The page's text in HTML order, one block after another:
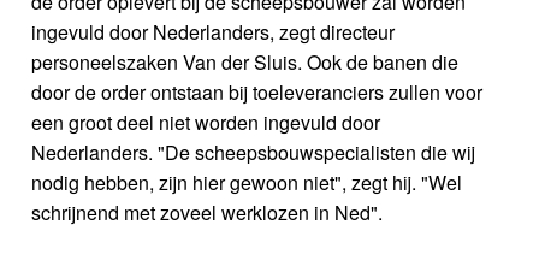
ingevuld door Nederlanders, zegt directeur
personeelszaken Van der Sluis. Ook de banen die
door de order ontstaan bij toeleveranciers zullen voor
een groot deel niet worden ingevuld door
Nederlanders. "De scheepsbouwspecialisten die wij
nodig hebben, zijn hier gewoon niet", zegt hij. "Wel
schrijnend met zoveel werklozen in Ned".